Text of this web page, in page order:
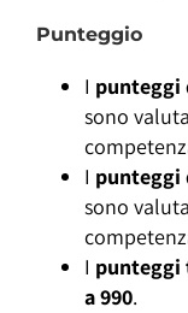
Punteggio
I punteggi
sono
I punteggi
sono
I
a 990.